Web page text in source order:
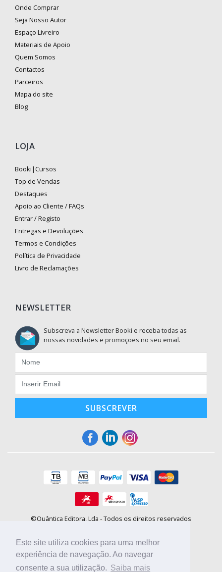
Este site utiliza cookies para uma melhor
experiência de navegação. Ao navegar
consente a sua utilização. Saiba mais
Onde Comprar
Seja Nosso Autor
Espaço Livreiro
Materiais de Apoio
Quem Somos
Contactos
Parceiros
Mapa do site
Blog
LOJA
Booki|Cursos
Top de Vendas
Destaques
Apoio ao Cliente / FAQs
Entrar / Registo
Entregas e Devoluções
Termos e Condições
Política de Privacidade
Livro de Reclamações
NEWSLETTER
Subscreva a Newsletter Booki e receba todas as
nossas novidades e promoções no seu email.
SUBSCREVER
©Quântica Editora, Lda - Todos os direitos reservados
E-mail: info@booki.pt
Tel.: +351 220 104 872(custo de chamada para a rede fixa